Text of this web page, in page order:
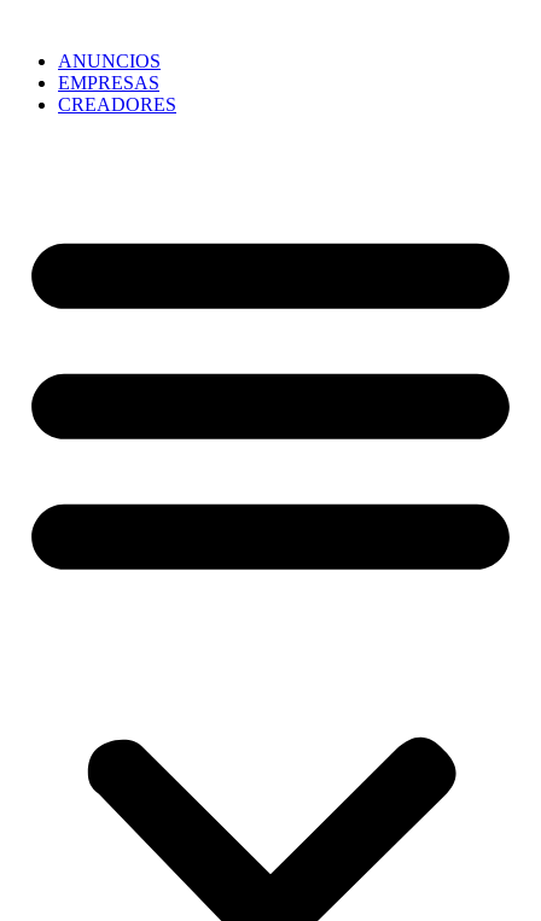
ANUNCIOS
EMPRESAS
CREADORES